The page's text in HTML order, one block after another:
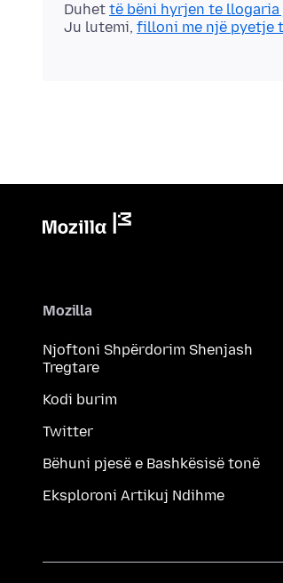
Duhet të bëni hyrjen te llogaria
Ju lutemi, filloni me një pyetje
Mozilla
Njoftoni Shpërdorim Shenjash
Tregtare
Kodi burim
Twitter
Bëhuni pjesë e Bashkësisë tonë
Eksploroni Artikuj Ndihme